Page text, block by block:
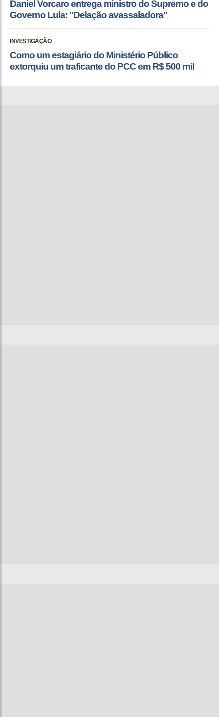
Daniel Vorcaro entrega ministro do Supremo e do
Governo Lula: "Delação avassaladora"
INVESTIGAÇÃO
Como um estagiário do Ministério Público
extorquiu um traficante do PCC em R$ 500 mil